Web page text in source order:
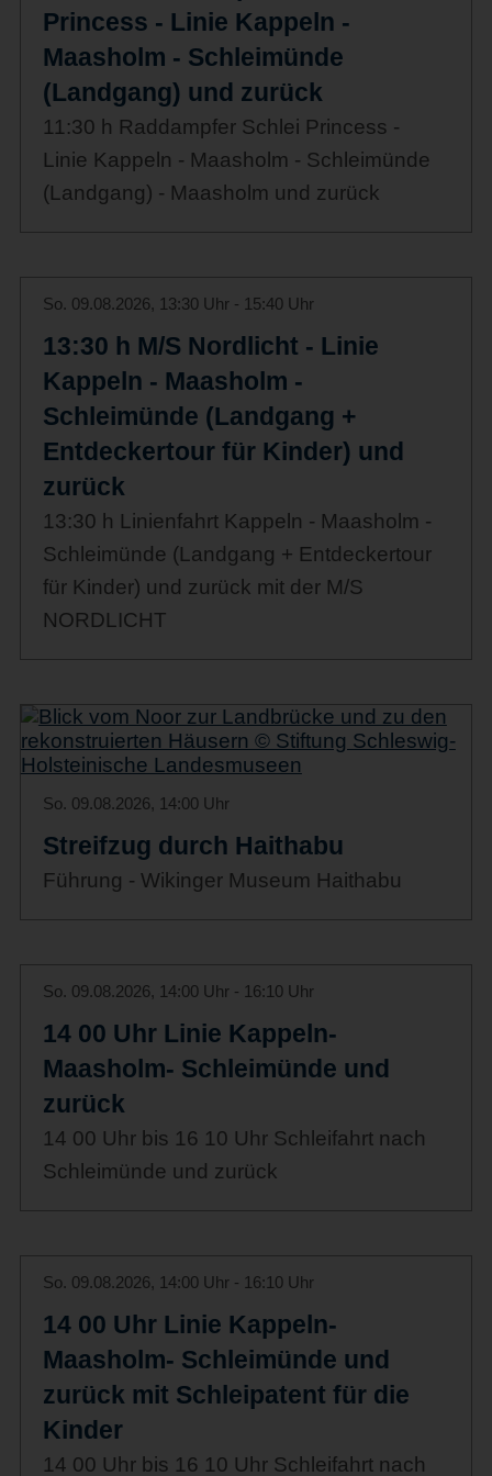
Princess - Linie Kappeln -
Maasholm - Schleimünde
(Landgang) und zurück
11:30 h Raddampfer Schlei Princess -
Linie Kappeln - Maasholm - Schleimünde
(Landgang) - Maasholm und zurück
So. 09.08.2026, 13:30 Uhr - 15:40 Uhr
13:30 h M/S Nordlicht - Linie
Kappeln - Maasholm -
Schleimünde (Landgang +
Entdeckertour für Kinder) und
zurück
13:30 h Linienfahrt Kappeln - Maasholm -
Schleimünde (Landgang + Entdeckertour
für Kinder) und zurück mit der M/S
NORDLICHT
So. 09.08.2026, 14:00 Uhr
Streifzug durch Haithabu
Führung - Wikinger Museum Haithabu
So. 09.08.2026, 14:00 Uhr - 16:10 Uhr
14 00 Uhr Linie Kappeln-
Maasholm- Schleimünde und
zurück
14 00 Uhr bis 16 10 Uhr Schleifahrt nach
Schleimünde und zurück
So. 09.08.2026, 14:00 Uhr - 16:10 Uhr
14 00 Uhr Linie Kappeln-
Maasholm- Schleimünde und
zurück mit Schleipatent für die
Kinder
14 00 Uhr bis 16 10 Uhr Schleifahrt nach